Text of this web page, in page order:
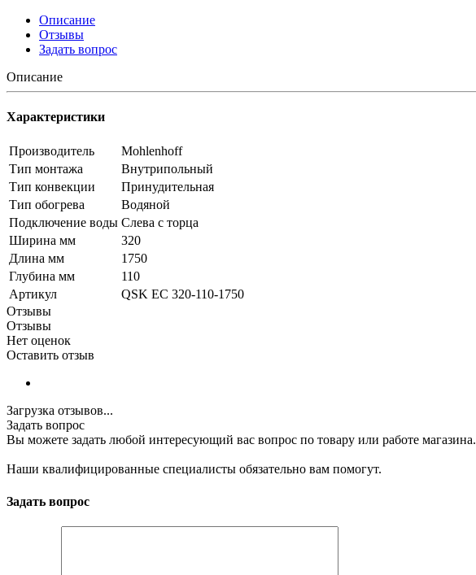
Описание
Отзывы
Задать вопрос
Описание
Характеристики
Производитель
Mohlenhoff
Тип монтажа
Внутрипольный
Тип конвекции
Принудительная
Тип обогрева
Водяной
Подключение воды Слева с торца
Ширина мм
320
Длина мм
1750
Глубина мм
110
Артикул
QSK EC 320-110-1750
Отзывы
Отзывы
Нет оценок
Оставить отзыв
Загрузка отзывов...
Задать вопрос
Вы можете задать любой интересующий вас вопрос по товару или работе магазина.
Наши квалифицированные специалисты обязательно вам помогут.
Задать вопрос